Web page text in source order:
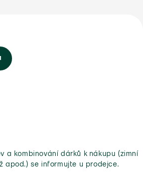
a kombinování dárků k nákupu (zimní
apod.) se informujte u prodejce.